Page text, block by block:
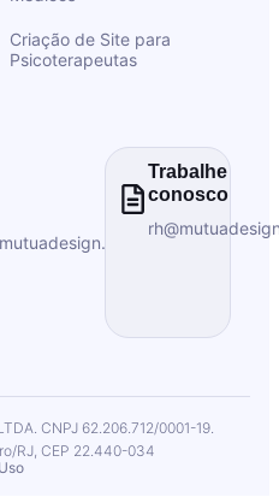
Criação de Site para
Psicoterapeutas
Trabalhe
conosco
CNPJ 62.206.712/0001-19.
RJ, CEP 22.440-034